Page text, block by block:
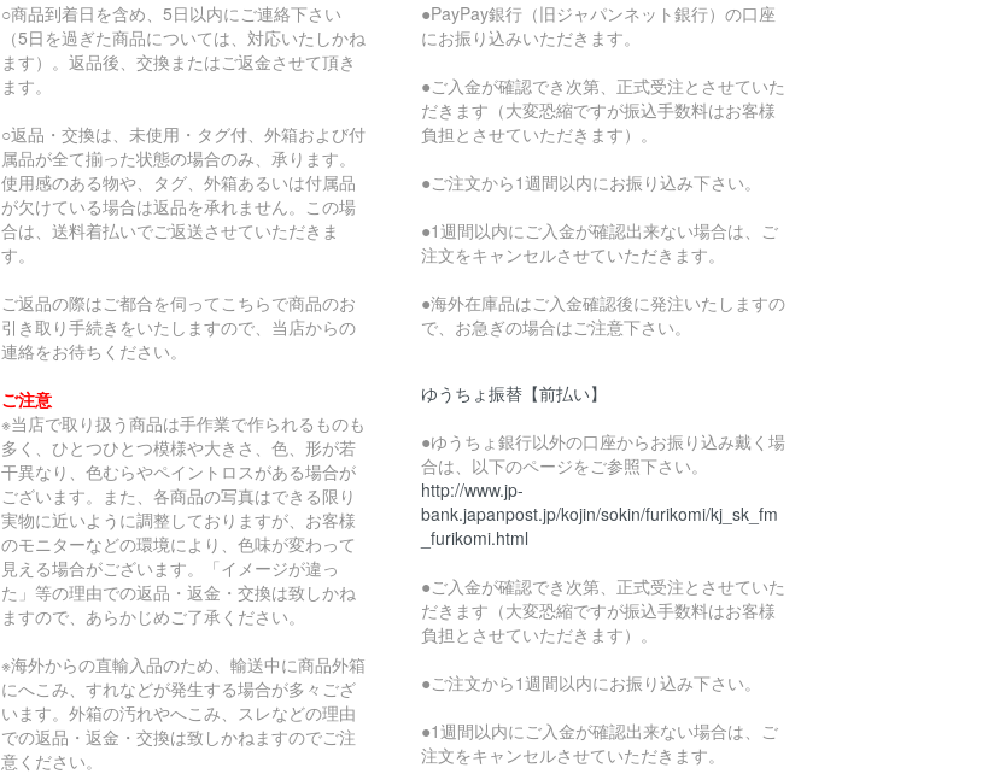
○商品到着日を含め、5日以内にご連絡下さい
（5日を過ぎた商品については、対応いたしかね
ます）。返品後、交換またはご返金させて頂き
ます。
○返品・交換は、未使用・タグ付、外箱および付
属品が全て揃った状態の場合のみ、承ります。
使用感のある物や、タグ、外箱あるいは付属品
が欠けている場合は返品を承れません。この場
合は、送料着払いでご返送させていただきま
す。
ご返品の際はご都合を伺ってこちらで商品のお
引き取り手続きをいたしますので、当店からの
連絡をお待ちください。
ご注意
※当店で取り扱う商品は手作業で作られるものも
多く、ひとつひとつ模様や大きさ、色、形が若
干異なり、色むらやペイントロスがある場合が
ございます。また、各商品の写真はできる限り
実物に近いように調整しておりますが、お客様
のモニターなどの環境により、色味が変わって
見える場合がございます。「イメージが違っ
た」等の理由での返品・返金・交換は致しかね
ますので、あらかじめご了承ください。
※海外からの直輸入品のため、輸送中に商品外箱
にへこみ、すれなどが発生する場合が多々ござ
います。外箱の汚れやへこみ、スレなどの理由
での返品・返金・交換は致しかねますのでご注
意ください。
●PayPay銀行（旧ジャパンネット銀行）の口座
にお振り込みいただきます。
●ご入金が確認でき次第、正式受注とさせていた
だきます（大変恐縮ですが振込手数料はお客様
負担とさせていただきます）。
●ご注文から1週間以内にお振り込み下さい。
●1週間以内にご入金が確認出来ない場合は、ご
注文をキャンセルさせていただきます。
●海外在庫品はご入金確認後に発注いたしますの
で、お急ぎの場合はご注意下さい。
ゆうちょ振替【前払い】
●ゆうちょ銀行以外の口座からお振り込み戴く場
合は、以下のページをご参照下さい。
http://www.jp-
bank.japanpost.jp/kojin/sokin/furikomi/kj_sk_fm
_furikomi.html
●ご入金が確認でき次第、正式受注とさせていた
だきます（大変恐縮ですが振込手数料はお客様
負担とさせていただきます）。
●ご注文から1週間以内にお振り込み下さい。
●1週間以内にご入金が確認出来ない場合は、ご
注文をキャンセルさせていただきます。